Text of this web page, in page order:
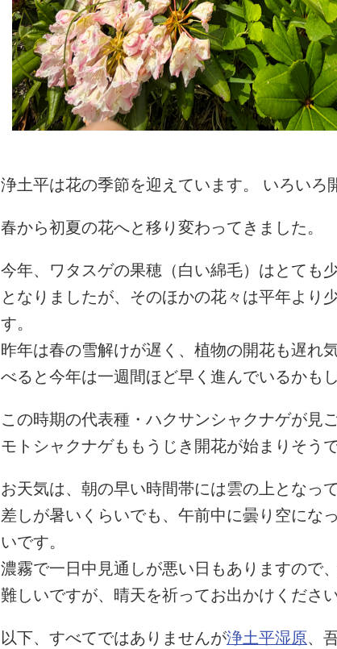
浄土平は花の季節を迎えています。 いろいろ
春から初夏の花へと移り変わってきました。
今年、ワタスゲの果穂（白い綿毛）はとても
となりましたが、そのほかの花々は平年より
す。
昨年は春の雪解けが遅く、植物の開花も遅れ
べると今年は一週間ほど早く進んでいるかもし
この時期の代表種・ハクサンシャクナゲが見
モトシャクナゲももうじき開花が始まりそうで
お天気は、朝の早い時間帯には雲の上となっ
差しが暑いくらいでも、午前中に曇り空にな
いです。
濃霧で一日中見通しが悪い日もありますので
難しいですが、晴天を祈ってお出かけください
以下、すべてではありませんが浄土平湿原、